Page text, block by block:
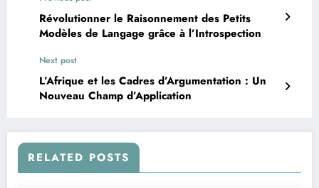
Révolutionner le Raisonnement des Petits
Modèles de Langage grâce à l’Introspection
Next post
L’Afrique et les Cadres d’Argumentation : Un
Nouveau Champ d’Application
RELATED POSTS